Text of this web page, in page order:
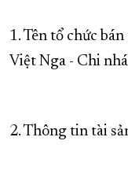
XÂY DỰNG KHÁNH
ĐẠI HỘI ĐẢNG CÁC CẤP
1. Tên tổ chức
Việt Nga - Chi
2. Thông tin tài